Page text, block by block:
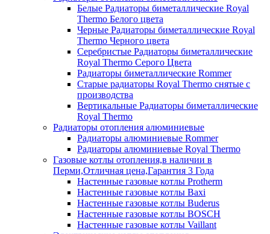
Белые Радиаторы биметаллические Royal
Thermo Белого цвета
Черные Радиаторы биметаллические Royal
Thermo Черного цвета
Серебристые Радиаторы биметаллические
Royal Thermo Серого Цвета
Радиаторы биметаллические Rommer
Старые радиаторы Royal Thermo снятые с
производства
Вертикальные Радиаторы биметаллические
Royal Thermo
Радиаторы отопления алюминиевые
Радиаторы алюминиевые Rommer
Радиаторы алюминиевые Royal Thermo
Газовые котлы отопления,в наличии в
Перми,Отличная цена,Гарантия 3 Года
Настенные газовые котлы Protherm
Настенные газовые котлы Baxi
Настенные газовые котлы Buderus
Настенные газовые котлы BOSCH
Настенные газовые котлы Vaillant